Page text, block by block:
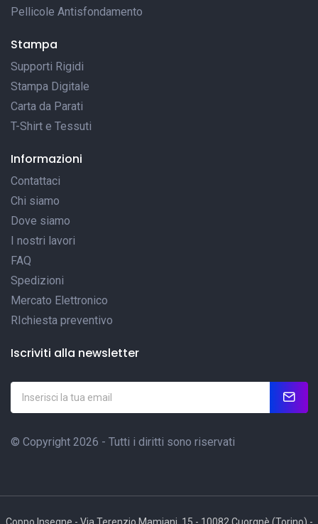
Pellicole Antisfondamento
Stampa
Supporti Rigidi
Stampa Digitale
Carta da Parati
T-Shirt e Tessuti
Informazioni
Contattaci
Chi siamo
Dove siamo
I nostri lavori
FAQ
Spedizioni
Mercato Elettronico
RIchiesta preventivo
Iscriviti alla newsletter
© Copyright 2026 - Tutti i diritti sono riservati